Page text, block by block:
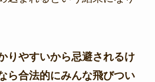
りやすいから忌避されるけ
ら合法的にみんな飛びつい